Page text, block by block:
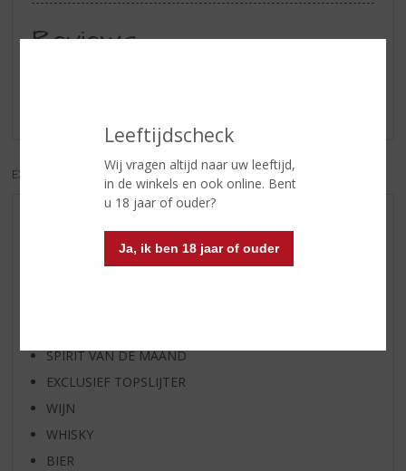
Leeftijdscheck
Wij vragen altijd naar uw leeftijd,
in de winkels en ook online. Bent
u 18 jaar of ouder?
Ja, ik ben 18 jaar of ouder
Reviews
EXCL. BTW INCL. BTW
WIJN VAN DE MAAND
SPIRIT VAN DE MAAND
EXCLUSIEF TOPSLIJTER
WIJN
WHISKY
BIER